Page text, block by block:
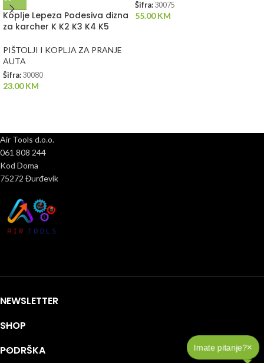
Koplje Lepeza Podesiva dizna
za karcher K K2 K3 K4 K5
PIŠTOLJI I KOPLJA ZA PRANJE
AUTA
Šifra: 30080
23.00KM
Šifra: 30075
55.00KM
Air Tools d.o.o.
061 808 244
Kod Doma
75272 Đurđevik
NEWSLETTER
SHOP
PODRŠKA
Imate pitanje?×